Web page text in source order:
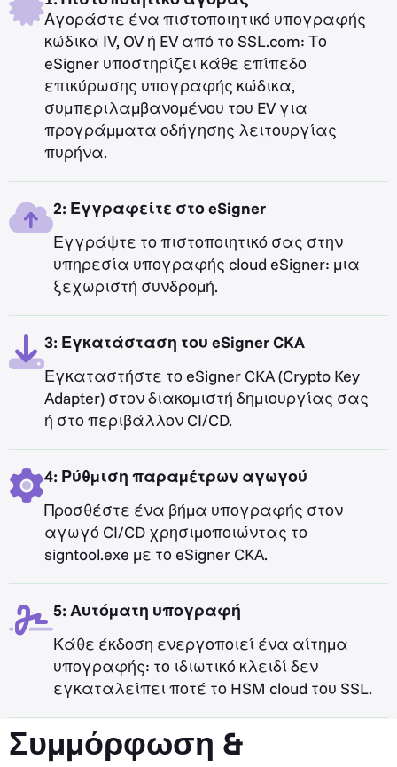
Αγοράστε ένα πιστοποιητικό υπογραφής
κώδικα IV, OV ή EV από το SSL.com: Το
eSigner υποστηρίζει κάθε επίπεδο
επικύρωσης υπογραφής κώδικα,
συμπεριλαμβανομένου του EV για
προγράμματα οδήγησης λειτουργίας
πυρήνα.
2: Εγγραφείτε στο eSigner
Εγγράψτε το πιστοποιητικό σας στην
υπηρεσία υπογραφής cloud eSigner: μια
ξεχωριστή συνδρομή.
3: Εγκατάσταση του eSigner CKA
Εγκαταστήστε το eSigner CKA (Crypto Key
Adapter) στον διακομιστή δημιουργίας σας
ή στο περιβάλλον CI/CD.
4: Ρύθμιση παραμέτρων αγωγού
Προσθέστε ένα βήμα υπογραφής στον
αγωγό CI/CD χρησιμοποιώντας το
signtool.exe με το eSigner CKA.
5: Αυτόματη υπογραφή
Κάθε έκδοση ενεργοποιεί ένα αίτημα
υπογραφής: το ιδιωτικό κλειδί δεν
εγκαταλείπει ποτέ το HSM cloud του SSL.
Συμμόρφωση &